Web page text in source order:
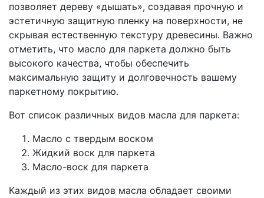
позволяет дереву «дышать», создавая прочную и
эстетичную защитную пленку на поверхности, не
скрывая естественную текстуру древесины. Важно
отметить, что масло для паркета должно быть
высокого качества, чтобы обеспечить
максимальную защиту и долговечность вашему
паркетному покрытию.
Вот список различных видов масла для паркета:
Масло с твердым воском
Жидкий воск для паркета
Масло-воск для паркета
Каждый из этих видов масла обладает своими